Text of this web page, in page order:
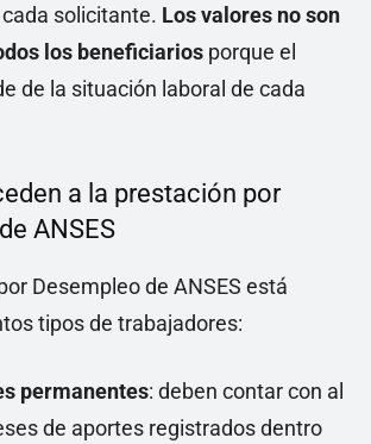
solicitante. Los valores no son
los beneficiarios porque el
de la situación laboral de cada
a la prestación por
ANSES
Desempleo de ANSES está
tipos de trabajadores:
permanentes: deben contar con al
de aportes registrados dentro